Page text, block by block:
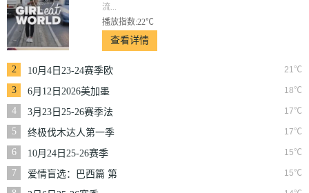
流...
播放指数:22℃
查看详情
2 21℃
10月4日23-24赛季欧
冠小组赛第2轮那不
勒斯VS皇家马德里
3 18℃
6月12日2026美加墨
世界杯小组赛韩国VS
捷克
4 17℃
3月23日25-26赛季法
甲第27轮雷恩VS梅斯
5 17℃
终极伐木达人第一季
6
15℃
10月24日25-26赛季
NBA常规赛掘金VS
勇士
7 15℃
爱情盲选：巴西篇 第
二季